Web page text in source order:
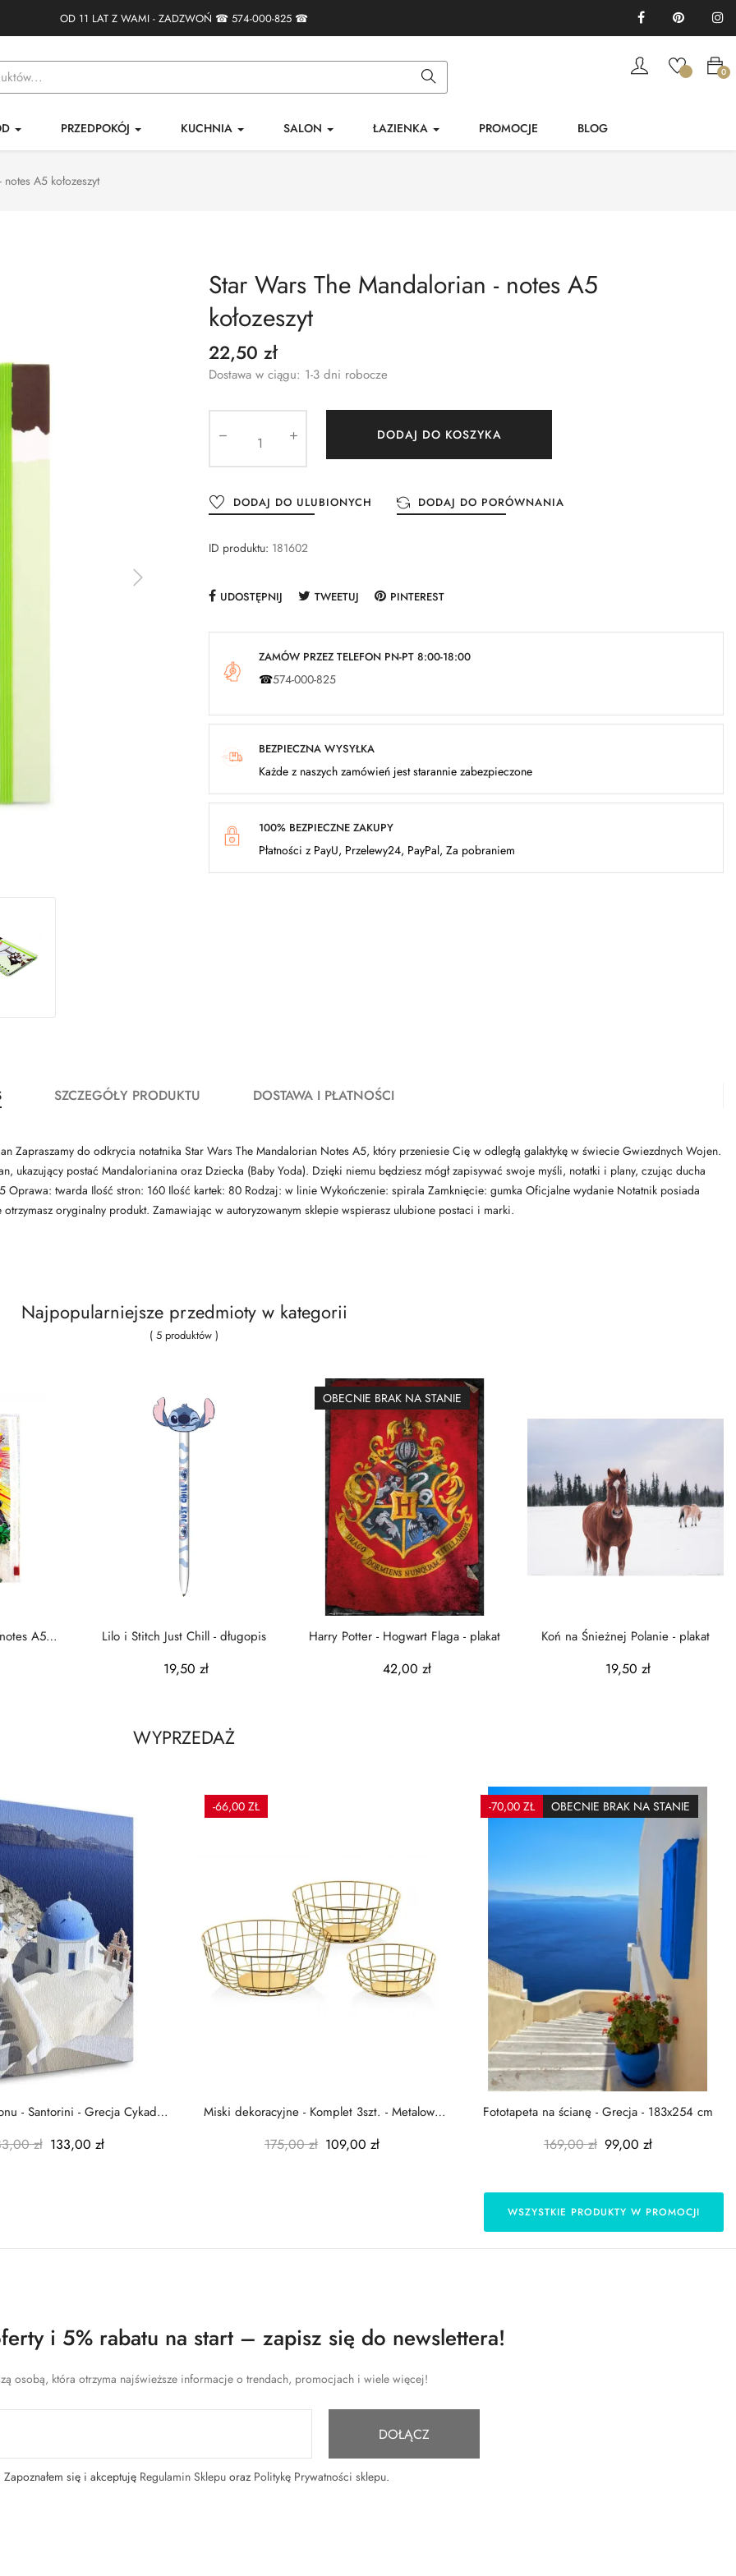
OD 11 LAT Z WAMI - ZADZWOŃ ☎ 574-000-825 ☎ FacebookPinterest
0
PRZEDPOKÓJ KUCHNIA SALON ŁAZIENKA PROMOCJE BLOG
A5 kołozeszyt
Star Wars The Mandalorian - notes A5
kołozeszyt
22,50 zł
Dostawa w ciągu: 1-3 dni robocze
DODAJ DO KOSZYKA
DODAJ DO ULUBIONYCH DODAJ DO PORÓWNANIA
ID produktu: 181602
UDOSTĘPNIJ TWEETUJ PINTEREST
ZAMÓW PRZEZ TELEFON PN-PT 8:00-18:00
☎574-000-825
BEZPIECZNA WYSYŁKA
Każde z naszych zamówień jest starannie zabezpieczone
100% BEZPIECZNE ZAKUPY
Płatności z PayU, Przelewy24, PayPal, Za pobraniem
SZCZEGÓŁY PRODUKTU DOSTAWA I PŁATNOŚCI
Zapraszamy do odkrycia notatnika Star Wars The Mandalorian Notes A5, który przeniesie Cię w odległą galaktykę w świecie Gwiezdnych Wojen.
ukazujący postać Mandalorianina oraz Dziecka (Baby Yoda). Dzięki niemu będziesz mógł zapisywać swoje myśli, notatki i plany, czując ducha
twarda Ilość stron: 160 Ilość kartek: 80 Rodzaj: w linie Wykończenie: spirala Zamknięcie: gumka Oficjalne wydanie Notatnik posiada
oryginalny produkt. Zamawiając w autoryzowanym sklepie wspierasz ulubione postaci i marki.
Najpopularniejsze przedmioty w kategorii
( 5 produktów )
A5 z Lilo i Stitch Just Chill - długopis
19,50 zł
OBECNIE BRAK NA STANIE
Harry Potter - Hogwart Flaga - plakat
42,00 zł
Koń na Śnieżnej Polanie - plakat
19,50 zł
WYPRZEDAŻ
- Santorini - Grecja Cykady
zł 133,00 zł
-66,00 ZŁ
Miski dekoracyjne - Komplet 3szt. - Metalowe
175,00 zł 109,00 zł
-70,00 ZŁ OBECNIE BRAK NA STANIE
Fototapeta na ścianę - Grecja - 183x254 cm
169,00 zł 99,00 zł
WSZYSTKIE PRODUKTY W PROMOCJI
i 5% rabatu na start – zapisz się do newslettera!
osobą, która otrzyma najświeższe informacje o trendach, promocjach i wiele więcej!
DOŁĄCZ
Zapoznałem się i akceptuję Regulamin Sklepuoraz Politykę Prywatności sklepu.